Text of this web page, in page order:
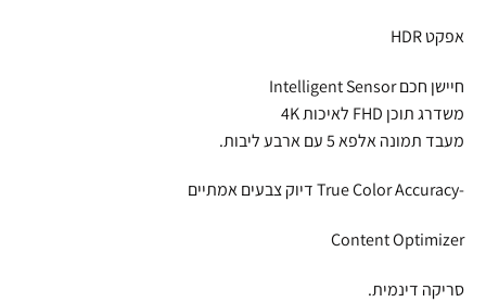
אפקט HDR
חיישן חכם Intelligent Sensor
משדרג תוכן FHD לאיכות 4K
מעבד תמונה אלפא 5 עם ארבע ליבות.
-True Color Accuracy דיוק צבעים אמתיים
Content Optimizer
סריקה דינמית.